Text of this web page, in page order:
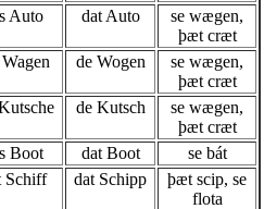
Auto dat Auto
se wægen,
þæt cræt
de Wogen
se wægen,
þæt cræt
de Kutsch
se wægen,
þæt cræt
Boot dat Boot
se bát
Schiff dat Schipp
þæt scip, se
flota